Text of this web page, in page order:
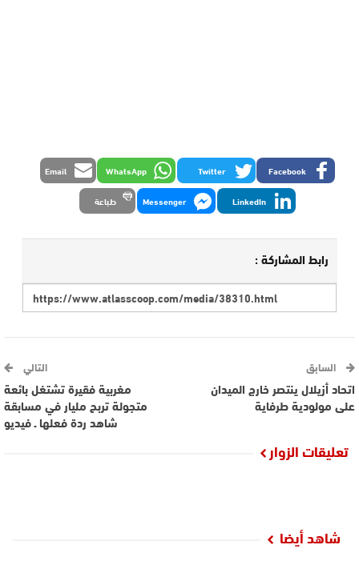
Facebook
Twitter
WhatsApp
Email
LinkedIn
Messenger طباعة
رابط المشاركة :
السابق
اتحاد أزيلال ينتصر خارج الميدان
على مولودية طرفاية
التالي
مغربية فقيرة تشتغل بائعة
متجولة تربح مليار في مسابقة
شاهد ردة فعلها ـ فيديو
تعليقات الزوار
شاهد أيضا